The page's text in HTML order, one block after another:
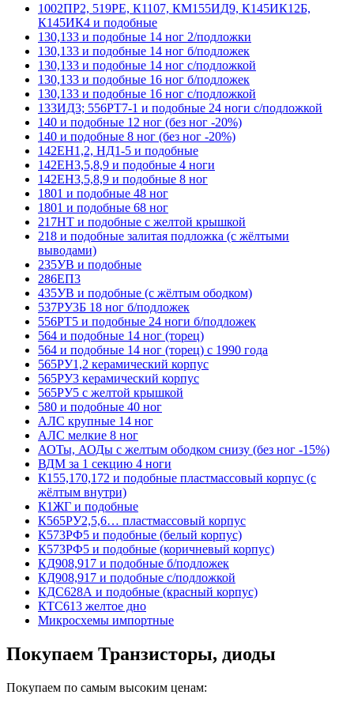
1002ПР2, 519РЕ, К1107, КМ155ИД9, К145ИК12Б,
К145ИК4 и подобные
130,133 и подобные 14 ног 2/подложки
130,133 и подобные 14 ног б/подложек
130,133 и подобные 14 ног с/подложкой
130,133 и подобные 16 ног б/подложек
130,133 и подобные 16 ног с/подложкой
133ИД3; 556РТ7-1 и подобные 24 ноги с/подложкой
140 и подобные 12 ног (без ног -20%)
140 и подобные 8 ног (без ног -20%)
142ЕН1,2, НД1-5 и подобные
142ЕН3,5,8,9 и подобные 4 ноги
142ЕН3,5,8,9 и подобные 8 ног
1801 и подобные 48 ног
1801 и подобные 68 ног
217НТ и подобные с желтой крышкой
218 и подобные залитая подложка (с жёлтыми
выводами)
235УВ и подобные
286ЕП3
435УВ и подобные (с жёлтым ободком)
537РУ3Б 18 ног б/подложек
556РТ5 и подобные 24 ноги б/подложек
564 и подобные 14 ног (торец)
564 и подобные 14 ног (торец) с 1990 года
565РУ1,2 керамический корпус
565РУ3 керамический корпус
565РУ5 с желтой крышкой
580 и подобные 40 ног
АЛС крупные 14 ног
АЛС мелкие 8 ног
АОТы, АОДы с желтым ободком снизу (без ног -15%)
ВДМ за 1 секцию 4 ноги
К155,170,172 и подобные пластмассовый корпус (с
жёлтым внутри)
К1ЖГ и подобные
К565РУ2,5,6… пластмассовый корпус
К573РФ5 и подобные (белый корпус)
К573РФ5 и подобные (коричневый корпус)
КД908,917 и подобные б/подложек
КД908,917 и подобные с/подложкой
КДС628А и подобные (красный корпус)
КТС613 желтое дно
Микросхемы импортные
Покупаем Транзисторы, диоды
Покупаем по самым высоким ценам: